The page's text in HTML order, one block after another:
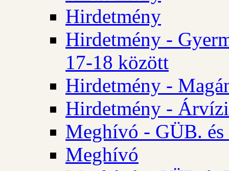
Hirdetmény
Hirdetmény -
17-18 között
Hirdetmény -
Hirdetmény -
Meghívó - GÜB.
Meghívó